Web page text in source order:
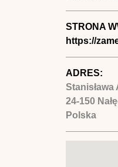
STRONA
https://
ADRES:
24-150
Polska